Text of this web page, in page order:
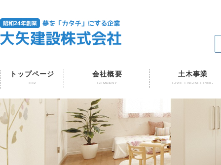
トップページ 会社概要 土木事業